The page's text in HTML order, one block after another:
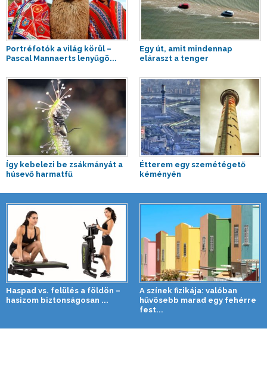
Portréfotók a világ körül –
Pascal Mannaerts lenyűgö...
Egy út, amit mindennap
eláraszt a tenger
Így kebelezi be zsákmányát a
húsevő harmatfű
Étterem egy szemétégető
kéményén
Haspad vs. felülés a földön –
hasizom biztonságosan ...
A színek fizikája: valóban
hűvösebb marad egy fehérre
fest...